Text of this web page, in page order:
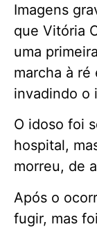
Imagens
que Vitória
uma
marcha à ré
invadindo o
O idoso foi
hospital,
morreu, de
Após o
fugir, mas